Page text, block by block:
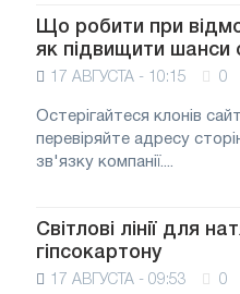
Що робити при
як підвищити шанси
17 АВГУСТА - 10:15 0
Остерігайтеся клонів
перевіряйте адресу
зв'язку компанії....
Світлові лінії для
гіпсокартону
17 АВГУСТА - 09:53 0